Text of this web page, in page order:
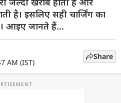
है। इसलिए सही चार्जिंग का
आइए जानते हैं...
AM (IST)
Share